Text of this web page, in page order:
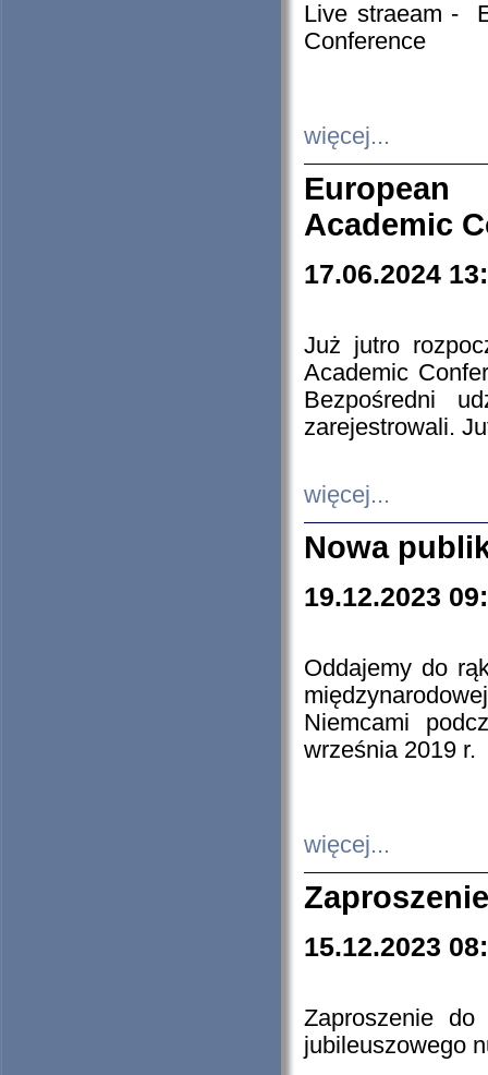
Live straeam -
Conference
więcej...
European
Academic
17.06.2024
Już jutro
Academic
Bezpośredni
zarejestrowali.
więcej...
Nowa
19.12.2023
Oddajemy do
Niemcami
września 2019 r.
więcej...
15.12.2023
Zaproszenie do
jubileuszowego